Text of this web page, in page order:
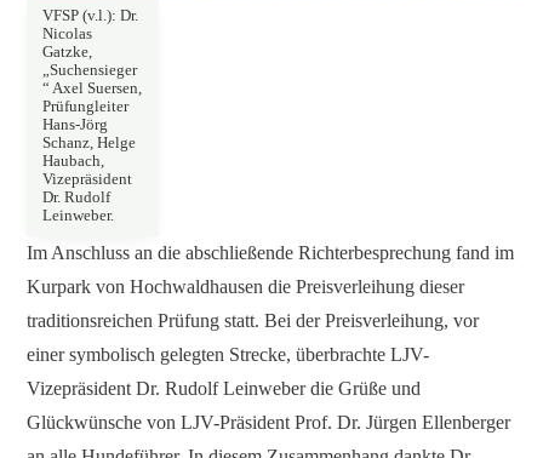
VFSP (v.l.): Dr.
Nicolas
Gatzke,
„Suchensieger
“ Axel Suersen,
Prüfungleiter
Hans-Jörg
Schanz, Helge
Haubach,
Vizepräsident
Dr. Rudolf
Leinweber.
Im Anschluss an die abschließende Richterbesprechung fand im
Kurpark von Hochwaldhausen die Preisverleihung dieser
traditionsreichen Prüfung statt. Bei der Preisverleihung, vor
einer symbolisch gelegten Strecke, überbrachte LJV-
Vizepräsident Dr. Rudolf Leinweber die Grüße und
Glückwünsche von LJV-Präsident Prof. Dr. Jürgen Ellenberger